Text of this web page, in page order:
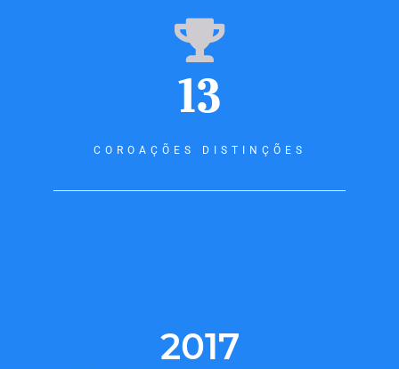
13
COROAÇÕES DISTINÇÕES
2017